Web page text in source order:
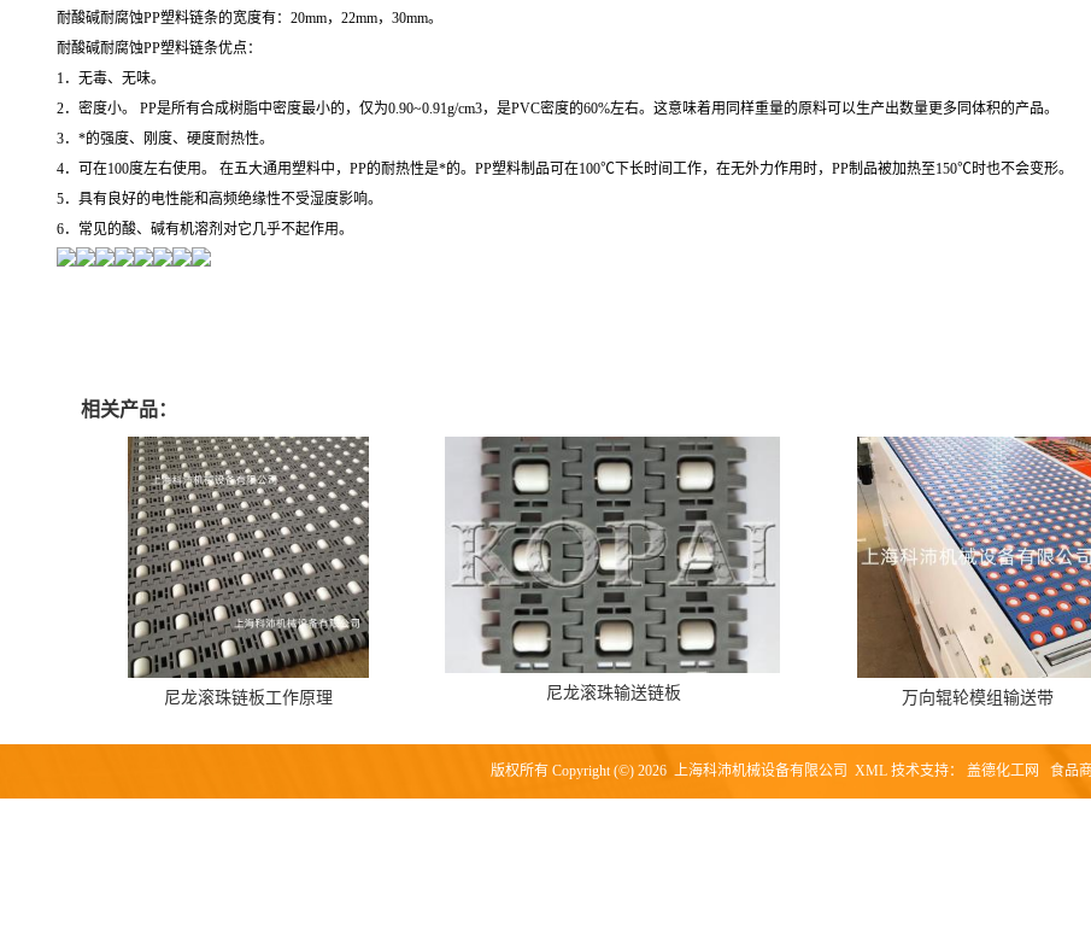
耐酸碱耐腐蚀PP塑料链条的宽度有：20mm，22mm，30mm。
耐酸碱耐腐蚀PP塑料链条优点：
1．无毒、无味。
2．密度小。 PP是所有合成树脂中密度最小的，仅为0.90~0.91g/cm3，是PVC密度的60%左右。这意味着用同样重量的原料可以生产出数量更多同体积的产品。
3．*的强度、刚度、硬度耐热性。
4．可在100度左右使用。 在五大通用塑料中，PP的耐热性是*的。PP塑料制品可在100℃下长时间工作，在无外力作用时，PP制品被加热至150℃时也不会变形。
5．具有良好的电性能和高频绝缘性不受湿度影响。
6．常见的酸、碱有机溶剂对它几乎不起作用。
相关产品：
尼龙滚珠链板工作原理 尼龙滚珠输送链板 万向辊轮模组输送带
版权所有 Copyright (©) 2026 上海科沛机械设备有限公司 XML 技术支持： 盖德化工网 食品